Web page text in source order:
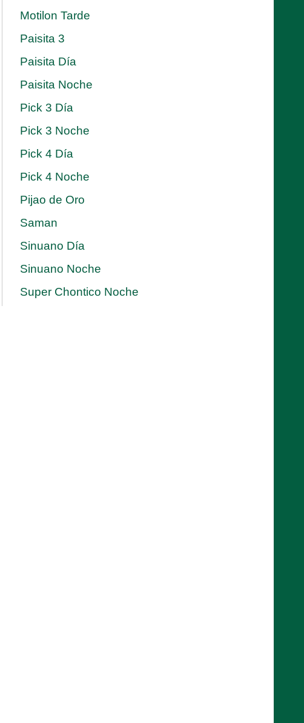
Motilon Tarde
Paisita 3
Paisita Día
Paisita Noche
Pick 3 Día
Pick 3 Noche
Pick 4 Día
Pick 4 Noche
Pijao de Oro
Saman
Sinuano Día
Sinuano Noche
Super Chontico Noche